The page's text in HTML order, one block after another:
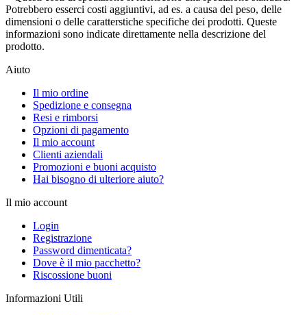
Potrebbero esserci costi aggiuntivi, ad es. a causa del peso, delle
dimensioni o delle caratterstiche specifiche dei prodotti. Queste
informazioni sono indicate direttamente nella descrizione del
prodotto.
Aiuto
Il mio ordine
Spedizione e consegna
Resi e rimborsi
Opzioni di pagamento
Il mio account
Clienti aziendali
Promozioni e buoni acquisto
Hai bisogno di ulteriore aiuto?
Il mio account
Login
Registrazione
Password dimenticata?
Dove è il mio pacchetto?
Riscossione buoni
Informazioni Utili